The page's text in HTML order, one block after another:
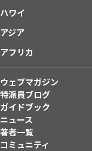
ハワイ
アジア
アフリカ
ウェブマガジン
特派員ブログ
ガイドブック
ニュース
著者一覧
コミュニティ